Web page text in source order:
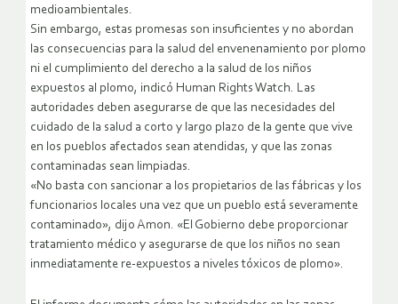
medioambientales.
Sin embargo, estas promesas son insuficientes y no abordan
las consecuencias para la salud del envenenamiento por plomo
ni el cumplimiento del derecho a la salud de los niños
expuestos al plomo, indicó Human Rights Watch. Las
autoridades deben asegurarse de que las necesidades del
cuidado de la salud a corto y largo plazo de la gente que vive
en los pueblos afectados sean atendidas, y que las zonas
contaminadas sean limpiadas.
«No basta con sancionar a los propietarios de las fábricas y los
funcionarios locales una vez que un pueblo está severamente
contaminado», dijo Amon. «El Gobierno debe proporcionar
tratamiento médico y asegurarse de que los niños no sean
inmediatamente re-expuestos a niveles tóxicos de plomo».